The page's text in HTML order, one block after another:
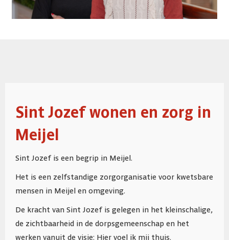
Sint Jozef wonen en zorg in
Meijel
Sint Jozef is een begrip in Meijel.
Het is een zelfstandige zorgorganisatie voor kwetsbare
mensen in Meijel en omgeving.
De kracht van Sint Jozef is gelegen in het kleinschalige,
de zichtbaarheid in de dorpsgemeenschap en het
werken vanuit de visie: Hier voel ik mij thuis.